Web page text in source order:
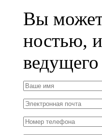
Вы
ностью, и
ведущего